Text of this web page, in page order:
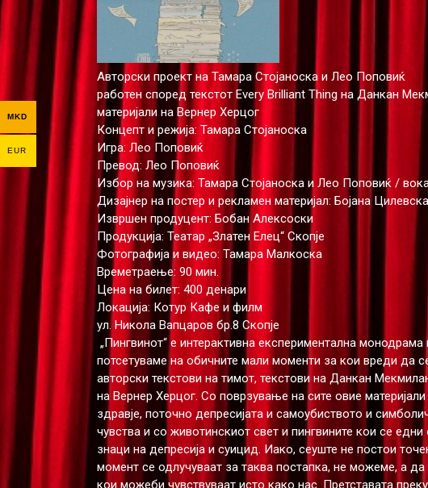
Авторски проект на Тамара Стојаноска и Лео Поповиќ
работен според текстот Every Brilliant Thing на Данкан
материјали на Вернер Херцог
Концепт и режија: Тамара Стојаноска
Игра: Лео Поповиќ
Превод: Лео Поповиќ
Избор на музика: Тамара Стојаноска и Лео Поповиќ /
Дизајнер на постер и рекламен материјал: Бојана Цилевска
Извршен продуцент: Бобан Алексоски
Продукција: Театар „Златен Елец“ Скопје
Фотографија и видео: Тамара Малкоска
Времетраење: 90 мин.
Цена на билет: 400 денари
Локација: Котур Кафе и филм
ул. Никола Вапцаров бр.8 Скопје
„Пингвинот“ е интерактивна експериментална
потсетуваме на обичните мали моменти за кои вреди да
авторски текстови на тимот, текстови на Данкан
на Вернер Херцог. Со поврзување на сите овие
здравје, поточно депресијата и самоубиството и
чувства и со животинскиот свет и пингвините кои се
знаци на депресија и суицид. Иако, сеуште не постои
момент се одлучуваат за таква постапка, не можеме, а
кои можеби чувствуваат исто како нас. Претставата
MKD
EUR